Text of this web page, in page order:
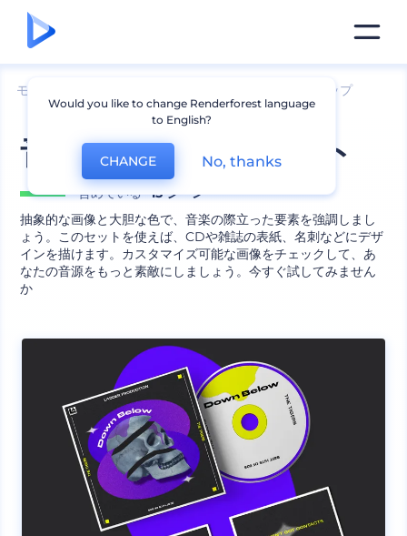
モックアップ ポスターのモックアップ
音楽アルバム用セット
含めている 15 シーン
抽象的な画像と大胆な色で、音楽の際立った要素を強調しまし
ょう。このセットを使えば、CDや雑誌の表紙、名刺などにデザ
インを描けます。カスタマイズ可能な画像をチェックして、あ
なたの音源をもっと素敵にしましょう。今すぐ試してみません
か
Would you like to change Renderforest language
to English?
CHANGE No, thanks